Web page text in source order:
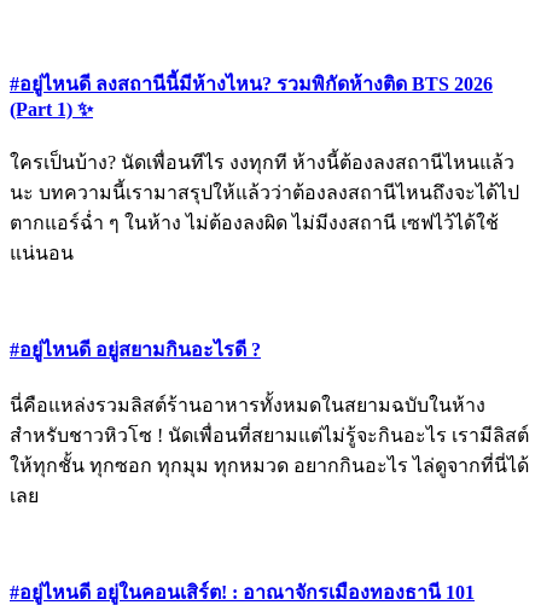
#อยู่ไหนดี ลงสถานีนี้มีห้างไหน? รวมพิกัดห้างติด BTS 2026
(Part 1) ✨
ใครเป็นบ้าง? นัดเพื่อนทีไร งงทุกที ห้างนี้ต้องลงสถานีไหนแล้ว
นะ บทความนี้เรามาสรุปให้แล้วว่าต้องลงสถานีไหนถึงจะได้ไป
ตากแอร์ฉ่ำ ๆ ในห้าง ไม่ต้องลงผิด ไม่มีงงสถานี เซฟไว้ได้ใช้
แน่นอน
#อยู่ไหนดี อยู่สยามกินอะไรดี ?
นี่คือแหล่งรวมลิสต์ร้านอาหารทั้งหมดในสยามฉบับในห้าง
สำหรับชาวหิวโซ ! นัดเพื่อนที่สยามแต่ไม่รู้จะกินอะไร เรามีลิสต์
ให้ทุกชั้น ทุกซอก ทุกมุม ทุกหมวด อยากกินอะไร ไล่ดูจากที่นี่ได้
เลย
#อยู่ไหนดี อยู่ในคอนเสิร์ต! : อาณาจักรเมืองทองธานี 101